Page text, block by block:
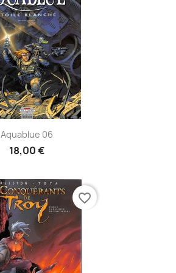
Aperçu rapide
Aquablue 06
18,00 €
favorite_border